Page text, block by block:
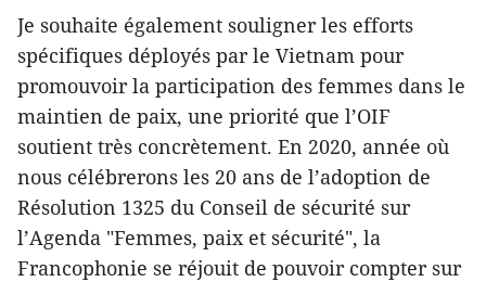
Je souhaite également souligner les efforts
spécifiques déployés par le Vietnam pour
promouvoir la participation des femmes dans le
maintien de paix, une priorité que l’OIF
soutient très concrètement. En 2020, année où
nous célébrerons les 20 ans de l’adoption de
Résolution 1325 du Conseil de sécurité sur
l’Agenda "Femmes, paix et sécurité", la
Francophonie se réjouit de pouvoir compter sur